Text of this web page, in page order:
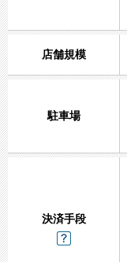
店舗規模
駐車場
決済手段